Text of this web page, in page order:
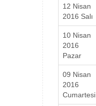
12 Nisan
2016 Salı
10 Nisan
2016
Pazar
09 Nisan
2016
Cumartesi